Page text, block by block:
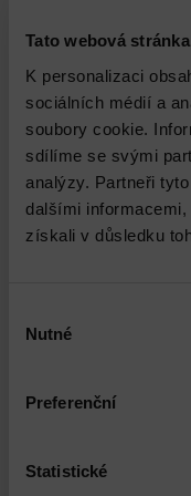
Tato webová
K personalizaci
sociálních médií a
soubory cookie.
sdílíme se svými
analýzy. Partneři
dalšími
získali v důsledku
souhlasu
Nutné
Preferenční
Statistické
standardní
standardům.
▪ Tam, kde je to
stávající
Přínosy
Mezi hlavní přínosy
systému řízení
zejména:
požadavky na
nezávislým
TISAX® label
Snížení